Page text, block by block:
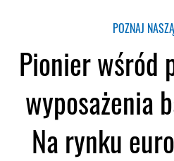
POZNAJ
Pionier wśród
wyposażenia
Na rynku